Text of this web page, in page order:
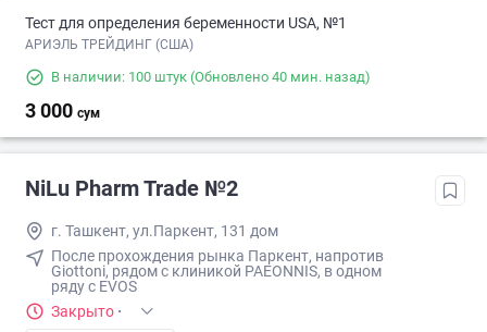
Тест для определения беременности USA, №1
АРИЭЛЬ ТРЕЙДИНГ (США)
В наличии: 100 штук (Обновлено 40 мин. назад)
3 000 сум
NiLu Pharm Trade №2
г. Ташкент, ул.Паркент, 131 дом
После прохождения рынка Паркент, напротив
Giottoni, рядом с клиникой PAEONNIS, в одном
ряду с EVOS
Закрыто ·